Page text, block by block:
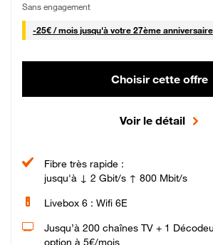
Sans engagement
-25€ / mois25 € par mois
jusqu'à votre 27ème anniversaire
Choisir cette offre
Voir le détail
Fibre très rapide :
jusqu'à ↓ 2 Gbit/s ↑ 800 Mbit/s
Livebox 6 : Wifi 6E
Jusqu’à 200 chaînes TV + 1
option à 5€/mois